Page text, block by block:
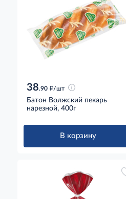
38.90 д/шт
Батон Волжский пекарь
нарезной, 400г
В корзину